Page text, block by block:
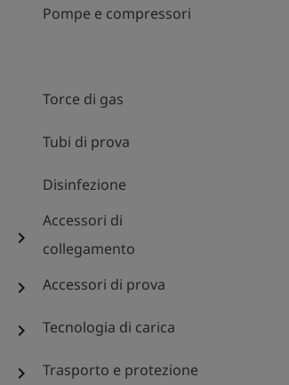
Pompe e compressori
Torce di gas
Tubi di prova
Disinfezione
chevron_right
Accessori di
collegamento
chevron_right Accessori di prova
chevron_right Tecnologia di carica
chevron_right Trasporto e protezione